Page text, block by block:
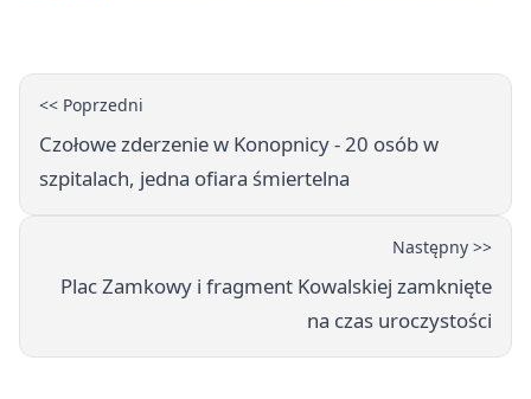
<< Poprzedni
Czołowe zderzenie w Konopnicy - 20 osób w
szpitalach, jedna ofiara śmiertelna
Następny >>
Plac Zamkowy i fragment Kowalskiej zamknięte
na czas uroczystości